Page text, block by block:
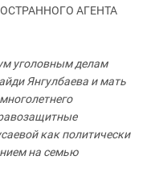
АГЕНТА
уголовным делам
Янгулбаева и мать
как политически
на семью